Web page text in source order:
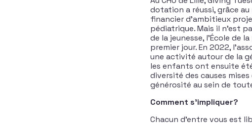
dotation a réussi, grâce
financier d’ambitieux
pédiatrique. Mais il n’est
de la jeunesse, l’École de
premier jour. En 2022,
une activité autour de la
les enfants ont ensuite
diversité des causes
générosité au sein de
Comment s’impliquer?
Chacun d’entre vous est